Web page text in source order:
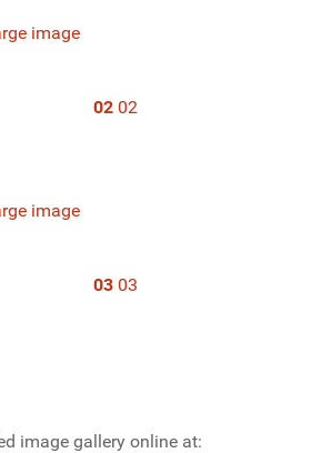
02 02
03 03
image gallery online at: